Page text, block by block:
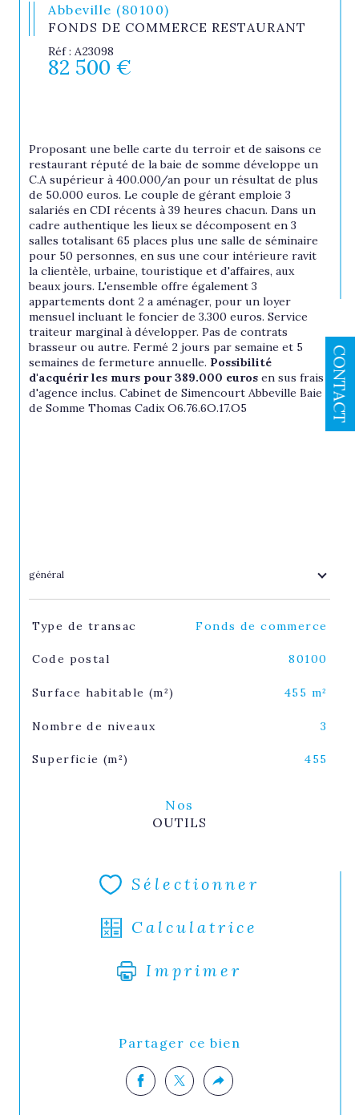
CONTACT
Abbeville (80100)
FONDS DE COMMERCE RESTAURANT
Réf : A23098
82 500 €
Proposant une belle carte du terroir et de saisons ce
restaurant réputé de la baie de somme développe un
C.A supérieur à 400.000/an pour un résultat de plus
de 50.000 euros. Le couple de gérant emploie 3
salariés en CDI récents à 39 heures chacun. Dans un
cadre authentique les lieux se décomposent en 3
salles totalisant 65 places plus une salle de séminaire
pour 50 personnes, en sus une cour intérieure ravit
la clientèle, urbaine, touristique et d'affaires, aux
beaux jours. L'ensemble offre également 3
appartements dont 2 a aménager, pour un loyer
mensuel incluant le foncier de 3.300 euros. Service
traiteur marginal à développer. Pas de contrats
brasseur ou autre. Fermé 2 jours par semaine et 5
semaines de fermeture annuelle. Possibilité
d'acquérir les murs pour 389.000 euros en sus frais
d'agence inclus. Cabinet de Simencourt Abbeville Baie
de Somme Thomas Cadix O6.76.6O.17.O5
général
TRAD_SIROCCO_Caracteristique Valeurs
Type de transac Fonds de commerce
Code postal 80100
Surface habitable (m²) 455 m²
Nombre de niveaux 3
Superficie (m²) 455
Nos
OUTILS
Sélectionner
Calculatrice
Imprimer
Partager ce bien